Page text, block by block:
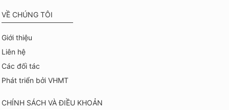
VỀ CHÚNG TÔI
Giới thiệu
Liên hệ
Các đối tác
Phát triển bởi VHMT
CHÍNH SÁCH VÀ ĐIỀU KHOẢN